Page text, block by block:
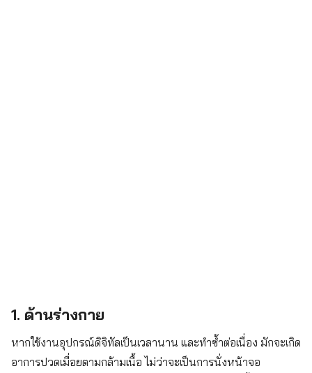
1. ด้านร่างกาย
หากใช้งานอุปกรณ์ดิจิทัลเป็นเวลานาน และทำซ้ำต่อเนื่อง มักจะเกิด
อาการปวดเมื่อยตามกล้ามเนื้อ ไม่ว่าจะเป็นการนั่งหน้าจอ